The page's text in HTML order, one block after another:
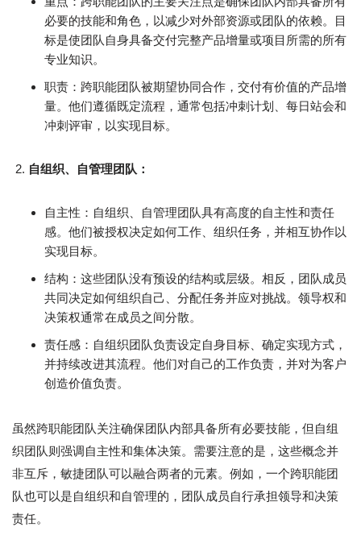
必要的技能和角色，以减少对外部资源或团队的依赖。目
标是使团队自身具备交付完整产品增量或项目所需的所有
专业知识。
职责：跨职能团队被期望协同合作，交付有价值的产品增
量。他们遵循既定流程，通常包括冲刺计划、每日站会和
冲刺评审，以实现目标。
自组织、自管理团队：
自主性：自组织、自管理团队具有高度的自主性和责任
感。他们被授权决定如何工作、组织任务，并相互协作以
实现目标。
结构：这些团队没有预设的结构或层级。相反，团队成员
共同决定如何组织自己、分配任务并应对挑战。领导权和
决策权通常在成员之间分散。
责任感：自组织团队负责设定自身目标、确定实现方式，
并持续改进其流程。他们对自己的工作负责，并对为客户
创造价值负责。
虽然跨职能团队关注确保团队内部具备所有必要技能，但自组
织团队则强调自主性和集体决策。需要注意的是，这些概念并
非互斥，敏捷团队可以融合两者的元素。例如，一个跨职能团
队也可以是自组织和自管理的，团队成员自行承担领导和决策
责任。